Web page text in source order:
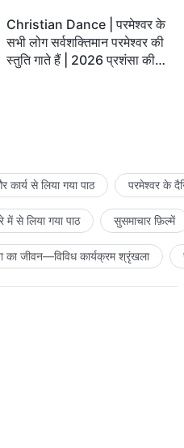
Christian Dance | परमेश्वर के
सभी लोग सर्वशक्तिमान परमेश्वर की
स्तुति गाते हैं | 2026 प्रशंसा की
से लिया गया पाठ परमेश्वर के
से लिया गया पाठ सुसमाचार फ़िल्में
का जीवन—विविध कार्यक्रम श्रृंखला